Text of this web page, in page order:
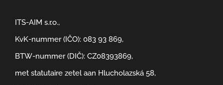
ITS-AIM s.r.o.,
KvK-nummer (IČO): 083 93 869,
BTW-nummer (DIČ): CZ08393869,
met statutaire zetel aan Hlucholazská 58,